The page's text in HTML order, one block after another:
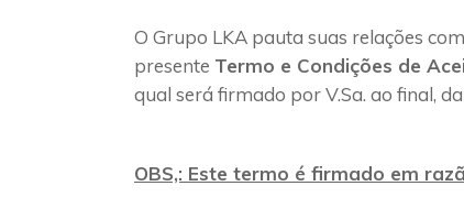
O Grupo LKA pauta suas relações
presente Termo e Condições de
qual será firmado por V.Sa. ao final,
OBS,: Este termo é firmado em